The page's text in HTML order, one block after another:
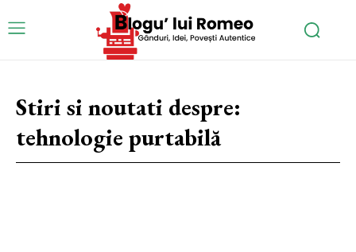
Stiri si noutati despre:
tehnologie purtabilă